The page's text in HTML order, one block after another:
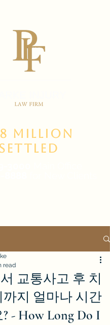
Million
교통사고 후 치
까지 얼마나 시간
- How Long Do I
read